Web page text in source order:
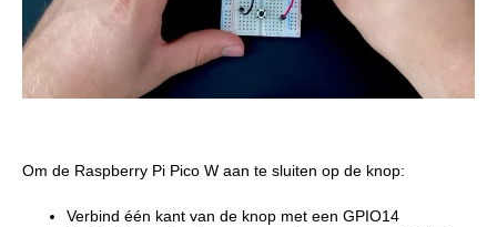
Om de Raspberry Pi Pico W aan te sluiten op de knop:
Verbind één kant van de knop met een GPIO14